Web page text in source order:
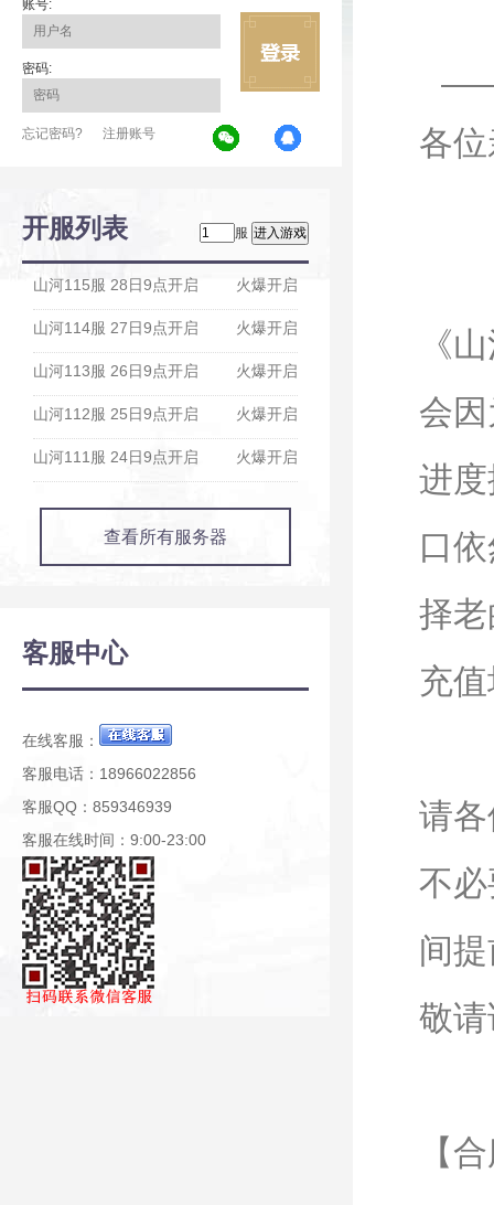
账号:
密码:
忘记密码? 注册账号
开服列表 服
火爆开启
山河115服 28日9点开启
火爆开启
山河114服 27日9点开启
火爆开启
山河113服 26日9点开启
火爆开启
山河112服 25日9点开启
火爆开启
山河111服 24日9点开启
查看所有服务器
客服中心
在线客服：
客服电话：18966022856
客服QQ：859346939
客服在线时间：9:00-23:00
各
《
会
进
口
择
充
请
不
间
敬
【